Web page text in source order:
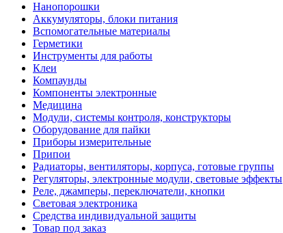
Нанопорошки
Аккумуляторы, блоки питания
Вспомогательные материалы
Герметики
Инструменты для работы
Клеи
Компаунды
Компоненты электронные
Медицина
Модули, системы контроля, конструкторы
Оборудование для пайки
Приборы измерительные
Припои
Радиаторы, вентиляторы, корпуса, готовые группы
Регуляторы, электронные модули, световые эффекты
Реле, джамперы, переключатели, кнопки
Световая электроника
Средства индивидуальной защиты
Товар под заказ